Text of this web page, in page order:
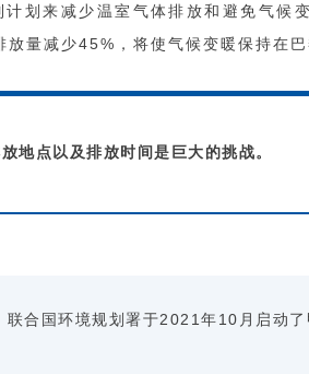
划来减少温室气体排放和避免气候
放量减少45%，将使气候变暖保持在巴
地点以及排放时间是巨大的挑战。
合国环境规划署于2021年10月启动